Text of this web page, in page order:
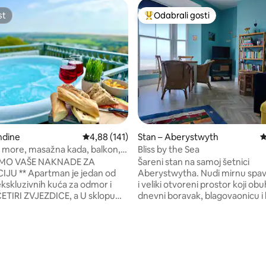
recenzija: 361
Prosječna ocjena: 4,88/5, recenzija: 141
4,88 (141)
more, masažna kada, balkon,
s 4 zvjezdice
VAŠE NAKNADE ZA
** Apartman je jedan od
kuća za odmor i
ZVJEZDICE, a U sklopu
Među najviše rangiranima s
Odabrali gosti
Stan – Aberystwyth
Bliss by the Sea
Šareni stan na samoj šetnici
Aberystwytha. Nudi mirnu
i veliki otvoreni prostor koji
dnevni boravak, blagovaonicu i